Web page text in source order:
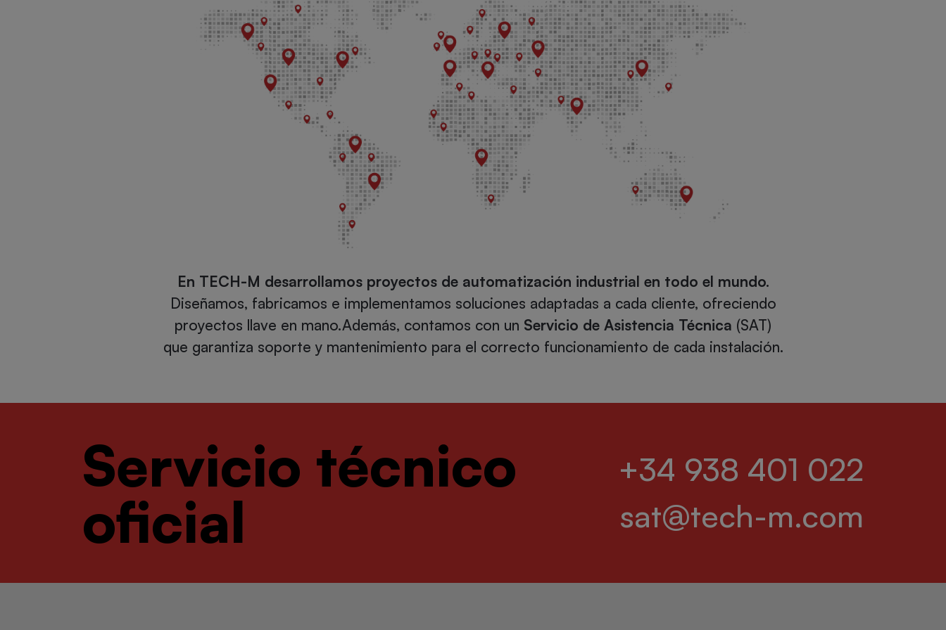
En TECH-M desarrollamos proyectos de automatización industrial en todo el mundo.
Diseñamos, fabricamos e implementamos soluciones adaptadas a cada cliente, ofreciendo
proyectos llave en mano.Además, contamos con un Servicio de Asistencia Técnica (SAT)
que garantiza soporte y mantenimiento para el correcto funcionamiento de cada instalación.
Servicio técnico
oficial
+34 938 401 022
sat@tech-m.com